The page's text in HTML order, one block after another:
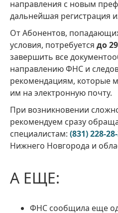
направления с новым
дальнейшая регистрация
От Абонентов,
условия, потребуется до
завершить все
направлению ФНС и
рекомендациям, которые
им на электронную почту.
При возникновении
рекомендуем сразу
специалистам: (831) 228-
Нижнего Новгорода и
А ЕЩЕ:
ФНС сообщила еще